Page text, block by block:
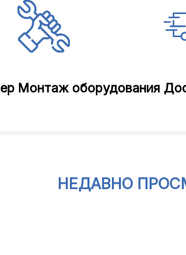
Монтаж оборудования
НЕДАВНО